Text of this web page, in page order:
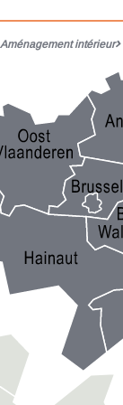
Aménagement intérieur